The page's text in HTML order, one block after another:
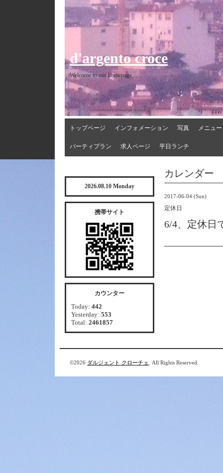
d'argento croce
Welcome to our homepage
トップページ インフォメーション 写真 メニュー
パーティプラン 求人ページ 平日ランチ
カレンダー
2017-06-04 (Sun)
定休日
6/4、定休日
2026.08.10 Monday
携帯サイト
カウンター
Today: 442
Yesterday: 553
Total: 2461857
©2026 ダルジェント クローチェ . All Rights Reserved.